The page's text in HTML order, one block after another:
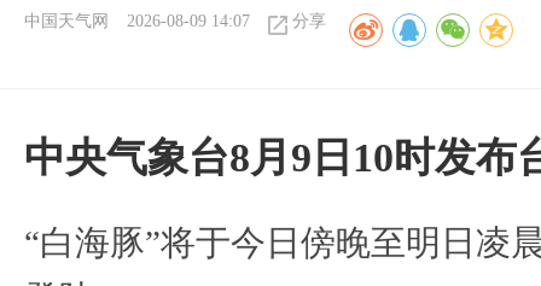
中国天气网 2026-08-09 14:07 分享
中央气象台8月9日10时发布
“白海豚”将于今日傍晚至明日凌